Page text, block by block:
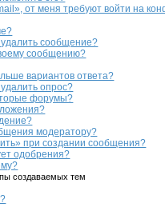
от меня требуют войти на
удалить сообщение?
сообщению?
вариантов ответа?
опрос?
форумы?
модератору?
при создании сообщения?
одобрения?
создаваемых тем